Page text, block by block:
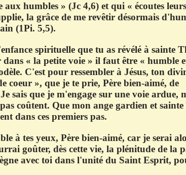
humbles » (Jc 4,6) et qui « écoutes
la grâce de me revêtir désormais
(1Pi. 5,5).
spirituelle que tu as révélé à sainte
« la petite voie » il faut être « humble
C'est pour ressembler à Jésus, ton
coeur », que je te prie, Père bien-aimé, de
sais que je m'engage sur une voie ardue,
coûtent. Que mon ange gardien et sainte
dans ces premiers pas.
à tes yeux, Père bien-aimé, car je serai
goûter, dès cette vie, la plénitude de la
avec toi dans l'unité du Saint Esprit,